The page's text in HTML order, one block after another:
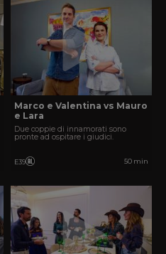
Marco e Valentina vs Mauro
e Lara
Due coppie di innamorati sono
pronte ad ospitare i giudici.
E39 50 min